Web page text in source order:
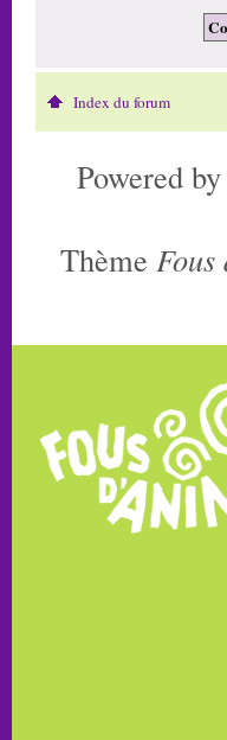
Index du forum
Powered by
Thème